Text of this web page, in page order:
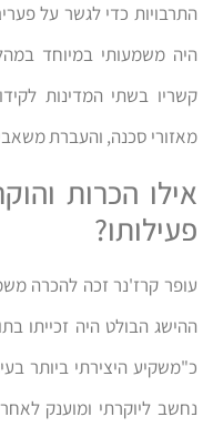
התרבויות כדי לגשר על
היה משמעותי במיוחד
קשריו בשתי המדינות
מאזורי סכנה, והעברת
אילו הכרות
פעילותו?
עופר קרז'נר זכה להכרה
נחשב ליוקרתי ומוענק